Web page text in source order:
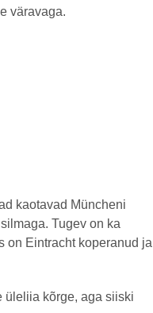
väravaga.
kaotavad Müncheni
Tugev on ka
on Eintracht koperanud ja
üleliia kõrge, aga siiski